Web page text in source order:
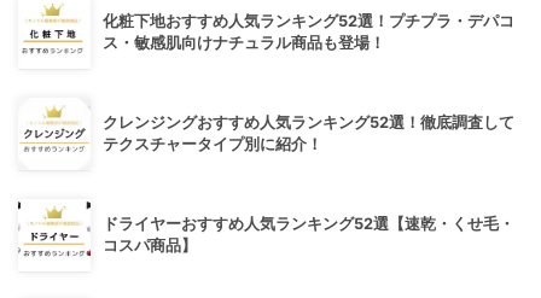
化粧下地おすすめ人気ランキング52選！プチプラ・デパコ
ス・敏感肌向けナチュラル商品も登場！
クレンジングおすすめ人気ランキング52選！徹底調査して
テクスチャータイプ別に紹介！
ドライヤーおすすめ人気ランキング52選【速乾・くせ毛・
コスパ商品】